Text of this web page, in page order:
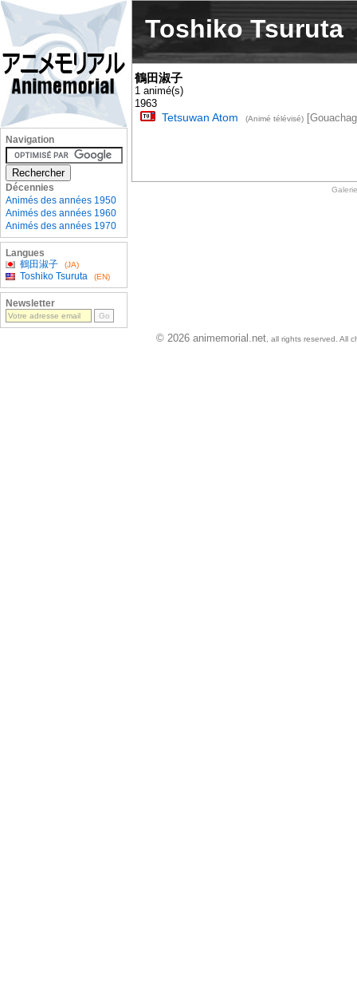
Toshiko Tsuruta
鶴田淑子
1 animé(s)
1963
Tetsuwan Atom (Animé télévisé)
Galerie
Navigation
Décennies
Animés des années 1950
Animés des années 1960
Animés des années 1970
Langues
鶴田淑子
(JA)
Toshiko Tsuruta (EN)
Newsletter
© 2026 animemorial.net , all rights reserved. All